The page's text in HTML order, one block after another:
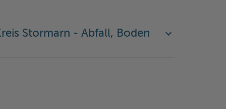
Stormarn - Abfall, Boden